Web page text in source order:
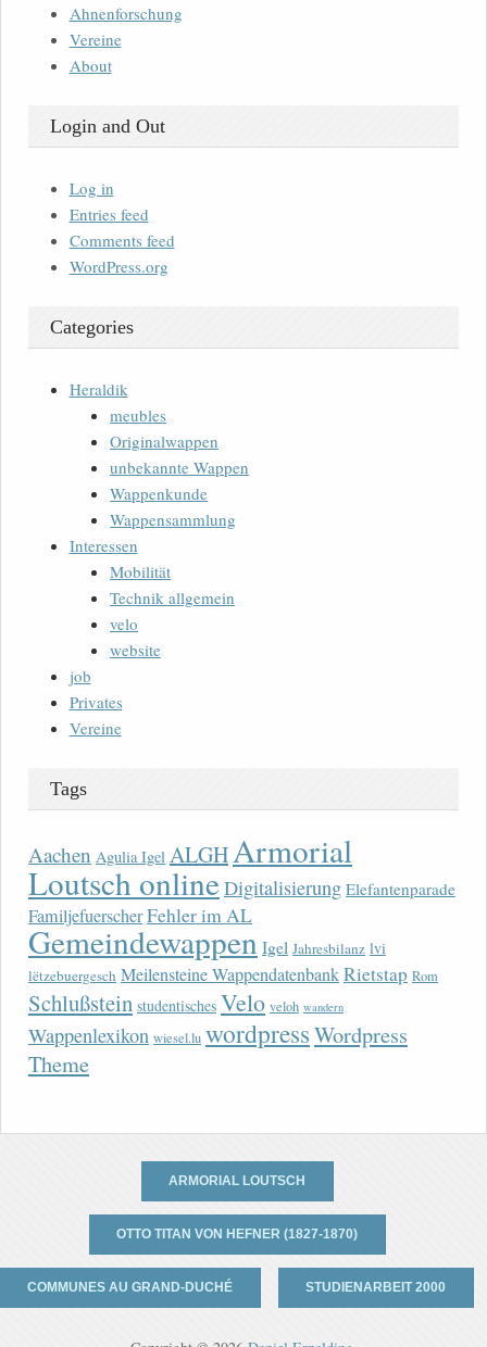
Ahnenforschung
Vereine
About
Login and Out
Log in
Entries feed
Comments feed
WordPress.org
Categories
Heraldik
meubles
Originalwappen
unbekannte Wappen
Wappenkunde
Wappensammlung
Interessen
Mobilität
Technik allgemein
velo
website
job
Privates
Vereine
Tags
Aachen Agulia Igel ALGHArmorial
Loutsch onlineDigitalisierung Elefantenparade
FamiljefuerscherFehler im AL
Gemeindewappen Igel Jahresbilanz lvi
lëtzebuergesch Meilensteine WappendatenbankRietstap Rom
Schlußstein studentisches Velo veloh wandern
Wappenlexikon wiesel.lu wordpressWordpress
Theme
ARMORIAL LOUTSCH
OTTO TITAN VON HEFNER (1827-1870)
COMMUNES AU GRAND-DUCHÉ STUDIENARBEIT 2000